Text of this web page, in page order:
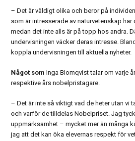
– Det är väldigt olika och beror på
som är intresserade av naturvetenskap
medan det inte alls är på topp hos andra.
undervisningen väcker deras intresse.
koppla undervisningen till aktuella nyheter.
Något som Inga Blomqvist talar om varje
respektive års nobelpristagare.
– Det är inte så viktigt vad de heter utan vi
och varför de tilldelas Nobelpriset. Jag
uppmärksamhet – mycket mer än många
jag att det kan öka elevernas respekt för